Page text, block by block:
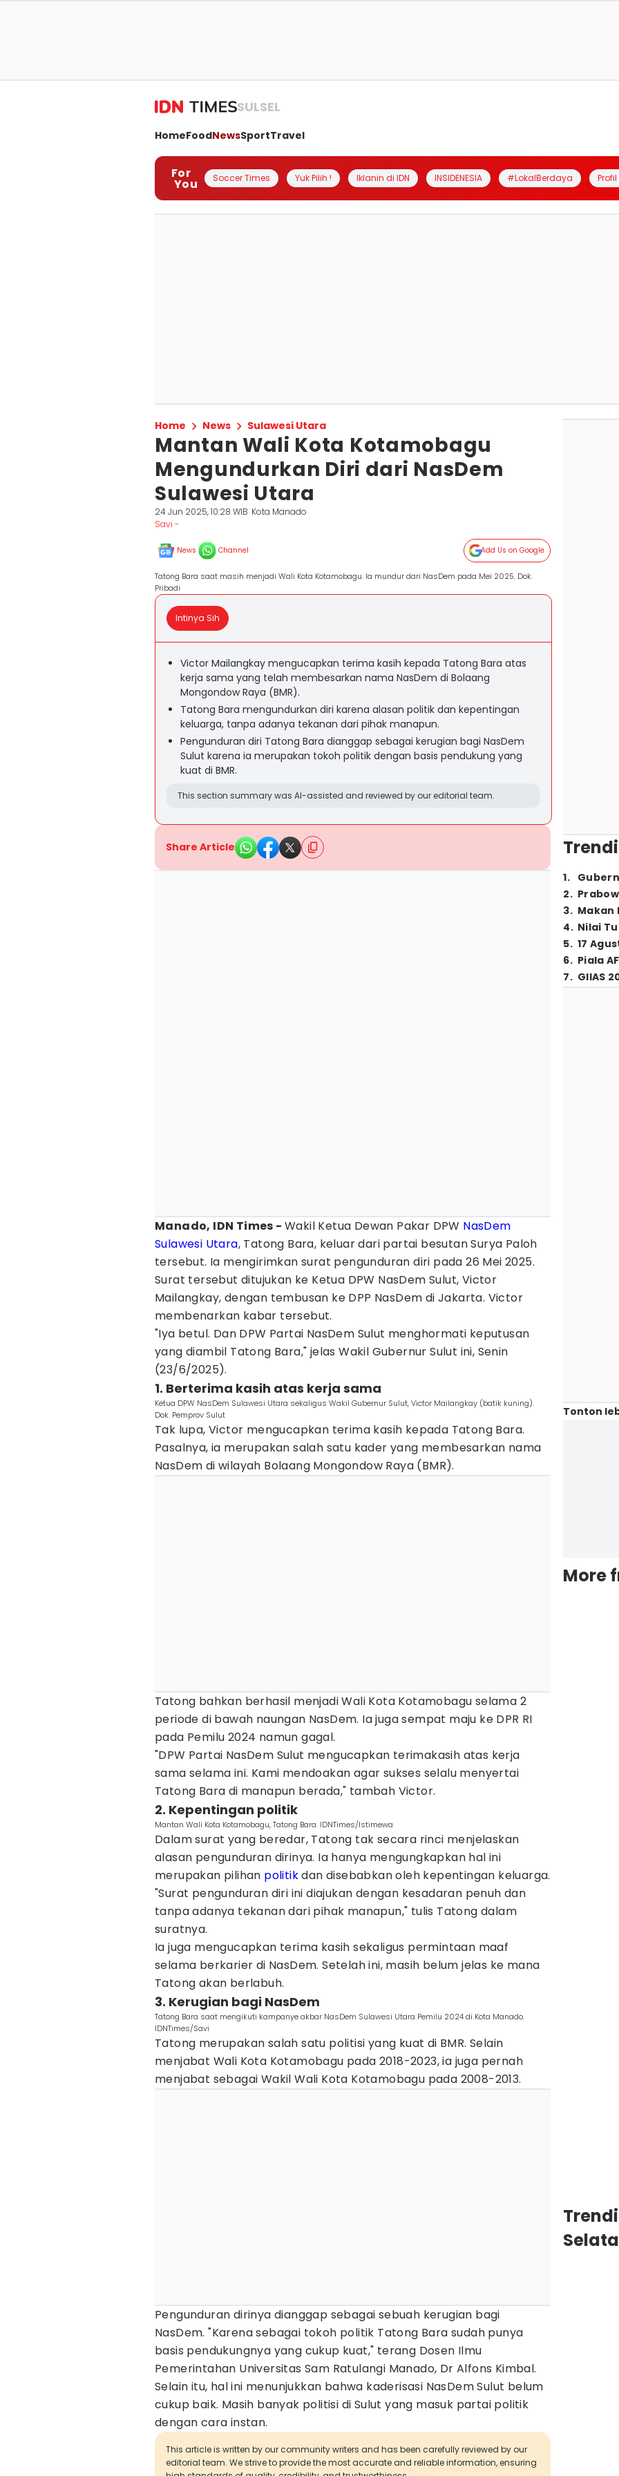
SULSEL
HomeFoodNewsSportTravel
For
You Soccer Times Yuk Pilih ! Iklanin di IDN INSIDENESIA #LokalBerdaya
Home News Sulawesi Utara
Mantan Wali Kota Kotamobagu
Mengundurkan Diri dari NasDem
Sulawesi Utara
24 Jun 2025, 10:28 WIB Kota Manado
Savi -
News Channel Add Us on Google
Tatong Bara saat masih menjadi Wali Kota Kotamobagu. Ia mundur dari NasDem pada Mei 2025. Dok.
Pribadi
Intinya Sih
Victor Mailangkay mengucapkan terima kasih kepada Tatong Bara atas
kerja sama yang telah membesarkan nama NasDem di Bolaang
Mongondow Raya (BMR).
Tatong Bara mengundurkan diri karena alasan politik dan kepentingan
keluarga, tanpa adanya tekanan dari pihak manapun.
Pengunduran diri Tatong Bara dianggap sebagai kerugian bagi NasDem
Sulut karena ia merupakan tokoh politik dengan basis pendukung yang
kuat di BMR.
This section summary was AI-assisted and reviewed by our editorial team.
Share Article
Manado, IDN Times - Wakil Ketua Dewan Pakar DPW NasDem
Sulawesi Utara, Tatong Bara, keluar dari partai besutan Surya Paloh
tersebut. Ia mengirimkan surat pengunduran diri pada 26 Mei 2025.
Surat tersebut ditujukan ke Ketua DPW NasDem Sulut, Victor
Mailangkay, dengan tembusan ke DPP NasDem di Jakarta. Victor
membenarkan kabar tersebut.
"Iya betul. Dan DPW Partai NasDem Sulut menghormati keputusan
yang diambil Tatong Bara," jelas Wakil Gubernur Sulut ini, Senin
(23/6/2025).
1. Berterima kasih atas kerja sama
Ketua DPW NasDem Sulawesi Utara sekaligus Wakil Gubernur Sulut, Victor Mailangkay (batik kuning).
Dok. Pemprov Sulut
Tak lupa, Victor mengucapkan terima kasih kepada Tatong Bara.
Pasalnya, ia merupakan salah satu kader yang membesarkan nama
NasDem di wilayah Bolaang Mongondow Raya (BMR).
Tatong bahkan berhasil menjadi Wali Kota Kotamobagu selama 2
periode di bawah naungan NasDem. Ia juga sempat maju ke DPR RI
pada Pemilu 2024 namun gagal.
"DPW Partai NasDem Sulut mengucapkan terimakasih atas kerja
sama selama ini. Kami mendoakan agar sukses selalu menyertai
Tatong Bara di manapun berada," tambah Victor.
2. Kepentingan politik
Mantan Wali Kota Kotamobagu, Tatong Bara. IDNTimes/Istimewa
Dalam surat yang beredar, Tatong tak secara rinci menjelaskan
alasan pengunduran dirinya. Ia hanya mengungkapkan hal ini
merupakan pilihan politikdan disebabkan oleh kepentingan keluarga.
"Surat pengunduran diri ini diajukan dengan kesadaran penuh dan
tanpa adanya tekanan dari pihak manapun," tulis Tatong dalam
suratnya.
Ia juga mengucapkan terima kasih sekaligus permintaan maaf
selama berkarier di NasDem. Setelah ini, masih belum jelas ke mana
Tatong akan berlabuh.
3. Kerugian bagi NasDem
Tatong Bara saat mengikuti kampanye akbar NasDem Sulawesi Utara Pemilu 2024 di Kota Manado.
IDNTimes/Savi
Tatong merupakan salah satu politisi yang kuat di BMR. Selain
menjabat Wali Kota Kotamobagu pada 2018-2023, ia juga pernah
menjabat sebagai Wakil Wali Kota Kotamobagu pada 2008-2013.
Pengunduran dirinya dianggap sebagai sebuah kerugian bagi
NasDem. "Karena sebagai tokoh politik Tatong Bara sudah punya
basis pendukungnya yang cukup kuat," terang Dosen Ilmu
Pemerintahan Universitas Sam Ratulangi Manado, Dr Alfons Kimbal.
Selain itu, hal ini menunjukkan bahwa kaderisasi NasDem Sulut belum
cukup baik. Masih banyak politisi di Sulut yang masuk partai politik
dengan cara instan.
This article is written by our community writers and has been carefully reviewed by our
editorial team. We strive to provide the most accurate and reliable information, ensuring
1.
2.
3. Makan
4. Nilai
5. 17
6. Piala
7. GIIAS
Tonton
More